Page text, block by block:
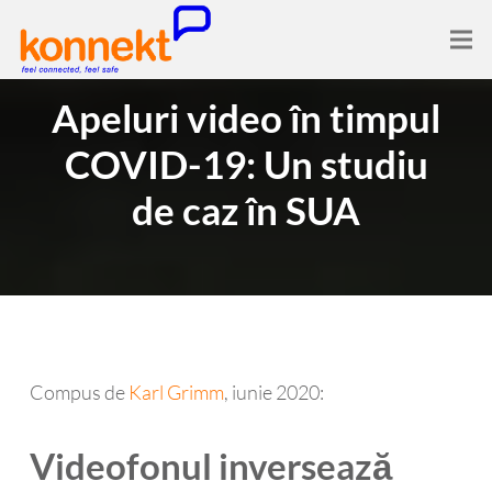
Apeluri video în timpul
COVID-19: Un studiu
de caz în SUA
Compus de Karl Grimm, iunie 2020:
Videofonul inversează